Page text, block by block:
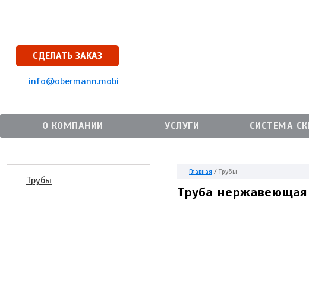
СДЕЛАТЬ ЗАКАЗ
info@obermann.mobi
О КОМПАНИИ УСЛУГИ СИСТЕМА
Трубы
Главная / Трубы
Труба нержавеющая